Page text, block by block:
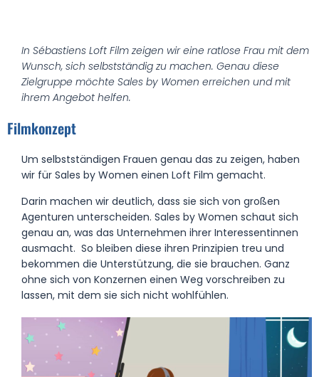
In Sébastiens Loft Film zeigen wir eine ratlose Frau mit dem
Wunsch, sich selbstständig zu machen. Genau diese
Zielgruppe möchte Sales by Women erreichen und mit
ihrem Angebot helfen.
Filmkonzept
Um selbstständigen Frauen genau das zu zeigen, haben
wir für Sales by Women einen Loft Film gemacht.
Darin machen wir deutlich, dass sie sich von großen
Agenturen unterscheiden. Sales by Women schaut sich
genau an, was das Unternehmen ihrer Interessentinnen
ausmacht. So bleiben diese ihren Prinzipien treu und
bekommen die Unterstützung, die sie brauchen. Ganz
ohne sich von Konzernen einen Weg vorschreiben zu
lassen, mit dem sie sich nicht wohlfühlen.